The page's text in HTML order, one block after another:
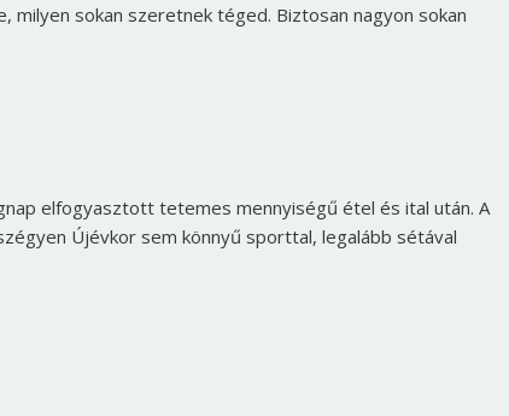
milyen sokan szeretnek téged. Biztosan nagyon sokan
elfogyasztott tetemes mennyiségű étel és ital után. A
Újévkor sem könnyű sporttal, legalább sétával